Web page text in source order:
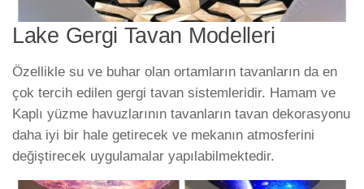
Lake Gergi Tavan Modelleri
Özellikle su ve buhar olan ortamların tavanların da en
çok tercih edilen gergi tavan sistemleridir. Hamam ve
Kaplı yüzme havuzlarının tavanların tavan dekorasyonu
daha iyi bir hale getirecek ve mekanın atmosferini
değiştirecek uygulamalar yapılabilmektedir.